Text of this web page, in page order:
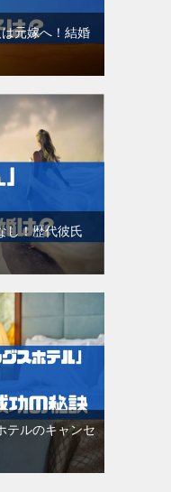
元嫁へ！結婚
し！歴代彼氏
テルのキャンセ